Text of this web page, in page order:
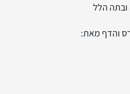
ובתה הלל
והדף מאת: